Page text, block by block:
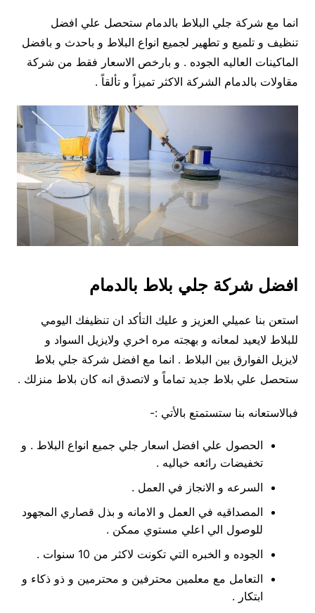
انما مع شركة جلي البلاط بالدمام ستحصل علي افضل
تنظيف و تلميع و تطهير لجميع انواع البلاط و باحدث و بافضل
الماكينات العاليه الجوده . و بارخص الاسعار فقط من شركة
مقاولات بالدمام الشركة الاكثر تميزاً و تألقاً .
افضل شركة جلي بلاط بالدمام
استعن بنا عميلي العزيز و عليك التأكد ان تنظيفك اليومي
للبلاط لايعيد لمعانه و بهجته مره اخري ولايزيل السواد و
لايزيل الفوارق بين البلاط . انما مع افضل شركة جلي بلاط
ستحصل علي بلاط جديد تماماً و لاتصدق انه كان بلاط منزلك .
فبالاستعانه بنا ستستمتع بالأتي :-
الحصول علي افضل اسعار جلي جميع انواع البلاط . و
تخفيضات رائعه خياليه .
السرعه و الانجاز في العمل .
المصداقيه في العمل و الامانه و بذل قصاري المجهود
للوصول الي اعلي مستوي ممكن .
الجوده و الخبره التي تكونت لاكثر من 10 سنوات .
التعامل مع معلمين محترفين و محترمين و ذو ذكاء و
ابتكار .